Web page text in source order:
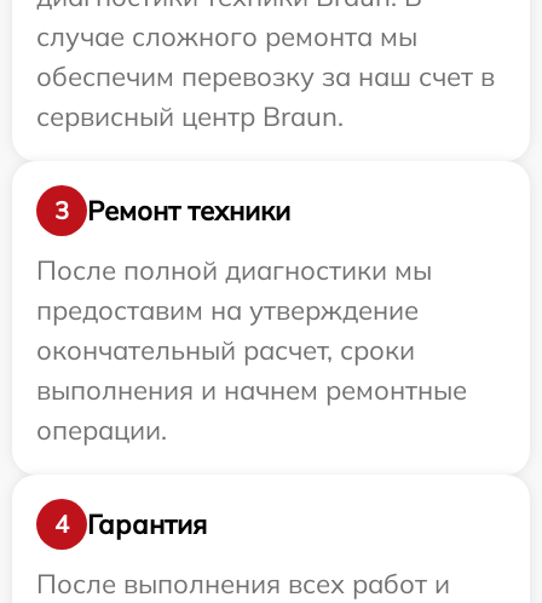
случае сложного ремонта мы
обеспечим перевозку за наш счет в
сервисный центр Braun.
3
Ремонт техники
После полной диагностики мы
предоставим на утверждение
окончательный расчет, сроки
выполнения и начнем ремонтные
операции.
4
Гарантия
После выполнения всех работ и